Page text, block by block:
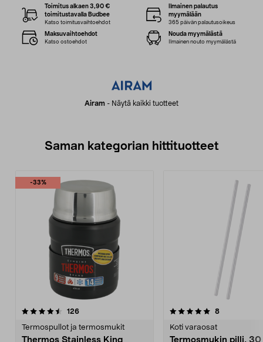
Airam - Näytä kaikki tuotteet
Toimitus alkaen 3,90 €
toimitustavalla Budbee
Katso toimitusvaihtoehdot
Ilmainen palautus
myymälään
365 päivän palautusoikeus
Maksuvaihtoehdot
Katso ostoehdot
Nouda myymälästä
Ilmainen nouto myymälästä
Saman kategorian hittituotteet
-33%
126arvostelut
Termospullot ja termosmukit
Thermos Stainless King
5.0 viidestä
8arvostelut
Koti varaosat
Termosmukin pilli, 30
4.5 viidestä